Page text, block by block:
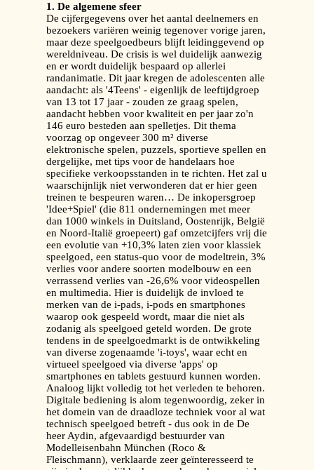
1. De algemene sfeer
De cijfergegevens over het aantal deelnemers en
bezoekers variëren weinig tegenover vorige jaren,
maar deze speelgoedbeurs blijft leidinggevend op
wereldniveau. De crisis is wel duidelijk aanwezig
en er wordt duidelijk bespaard op allerlei
randanimatie. Dit jaar kregen de adolescenten alle
aandacht: als '4Teens' - eigenlijk de leeftijdgroep
van 13 tot 17 jaar - zouden ze graag spelen,
aandacht hebben voor kwaliteit en per jaar zo'n
146 euro besteden aan spelletjes. Dit thema
voorzag op ongeveer 300 m² diverse
elektronische spelen, puzzels, sportieve spellen en
dergelijke, met tips voor de handelaars hoe
specifieke verkoopsstanden in te richten. Het zal u
waarschijnlijk niet verwonderen dat er hier geen
treinen te bespeuren waren… De inkopersgroep
'Idee+Spiel' (die 811 ondernemingen met meer
dan 1000 winkels in Duitsland, Oostenrijk, België
en Noord-Italië groepeert) gaf omzetcijfers vrij die
een evolutie van +10,3% laten zien voor klassiek
speelgoed, een status-quo voor de modeltrein, 3%
verlies voor andere soorten modelbouw en een
verrassend verlies van -26,6% voor videospellen
en multimedia. Hier is duidelijk de invloed te
merken van de i-pads, i-pods en smartphones
waarop ook gespeeld wordt, maar die niet als
zodanig als speelgoed geteld worden. De grote
tendens in de speelgoedmarkt is de ontwikkeling
van diverse zogenaamde 'i-toys', waar echt en
virtueel speelgoed via diverse 'apps' op
smartphones en tablets gestuurd kunnen worden.
Analoog lijkt volledig tot het verleden te behoren.
Digitale bediening is alom tegenwoordig, zeker in
het domein van de draadloze techniek voor al wat
technisch speelgoed betreft - dus ook in de De
heer Aydin, afgevaardigd bestuurder van
Modelleisenbahn München (Roco &
Fleischmann), verklaarde zeer geïnteresseerd te